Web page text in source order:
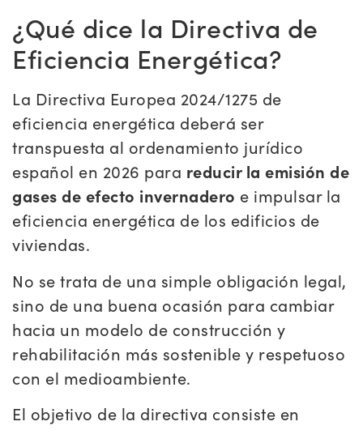
¿Qué dice la Directiva de
Eficiencia Energética?
La Directiva Europea 2024/1275 de
eficiencia energética deberá ser
transpuesta al ordenamiento jurídico
español en 2026 para reducir la emisión de
gases de efecto invernadero e impulsar la
eficiencia energética de los edificios de
viviendas.
No se trata de una simple obligación legal,
sino de una buena ocasión para cambiar
hacia un modelo de construcción y
rehabilitación más sostenible y respetuoso
con el medioambiente.
El objetivo de la directiva consiste en